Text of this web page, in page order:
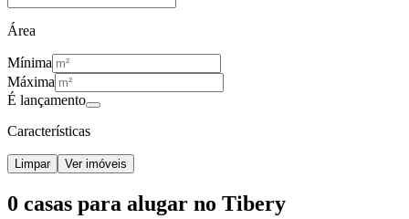
Área
Mínima
Máxima
É lançamento
Características
Limpar Ver imóveis
0 casas para alugar no Tibery